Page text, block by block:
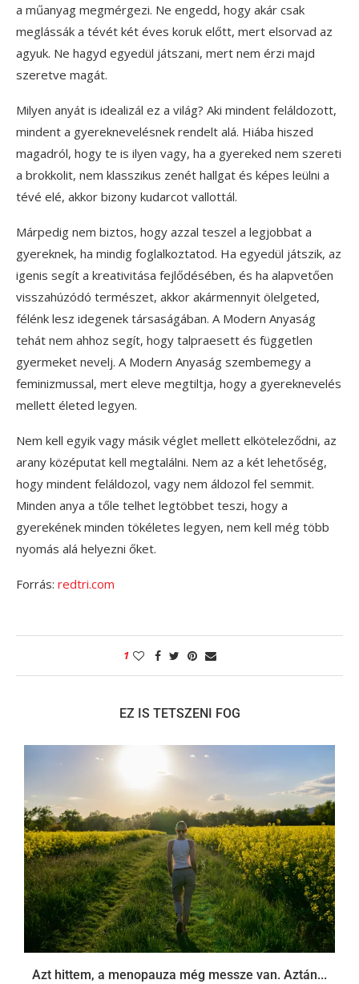
a műanyag megmérgezi. Ne engedd, hogy akár csak
meglássák a tévét két éves koruk előtt, mert elsorvad az
agyuk. Ne hagyd egyedül játszani, mert nem érzi majd
szeretve magát.
Milyen anyát is idealizál ez a világ? Aki mindent feláldozott,
mindent a gyereknevelésnek rendelt alá. Hiába hiszed
magadról, hogy te is ilyen vagy, ha a gyereked nem szereti
a brokkolit, nem klasszikus zenét hallgat és képes leülni a
tévé elé, akkor bizony kudarcot vallottál.
Márpedig nem biztos, hogy azzal teszel a legjobbat a
gyereknek, ha mindig foglalkoztatod. Ha egyedül játszik, az
igenis segít a kreativitása fejlődésében, és ha alapvetően
visszahúzódó természet, akkor akármennyit ölelgeted,
félénk lesz idegenek társaságában. A Modern Anyaság
tehát nem ahhoz segít, hogy talpraesett és független
gyermeket nevelj. A Modern Anyaság szembemegy a
feminizmussal, mert eleve megtiltja, hogy a gyereknevelés
mellett életed legyen.
Nem kell egyik vagy másik véglet mellett elköteleződni, az
arany középutat kell megtalálni. Nem az a két lehetőség,
hogy mindent feláldozol, vagy nem áldozol fel semmit.
Minden anya a tőle telhet legtöbbet teszi, hogy a
gyerekének minden tökéletes legyen, nem kell még több
nyomás alá helyezni őket.
Forrás: redtri.com
1
EZ IS TETSZENI FOG
Azt hittem, a menopauza még messze van. Aztán...